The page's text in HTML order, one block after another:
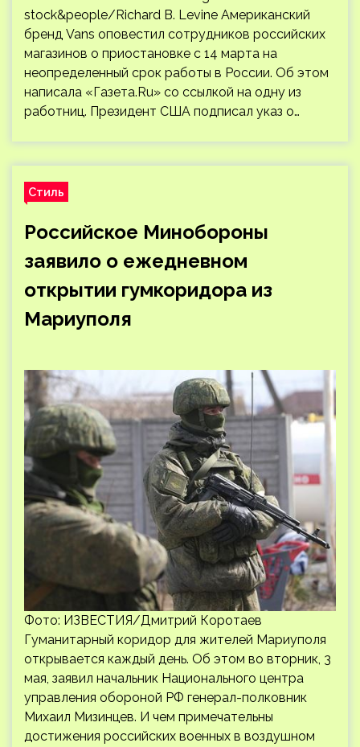
stock&people/Richard B. Levine Американский
бренд Vans оповестил сотрудников российских
магазинов о приостановке с 14 марта на
неопределенный срок работы в России. Об этом
написала «Газета.Ru» со ссылкой на одну из
работниц. Президент США подписал указ о…
Стиль
Российское Минобороны
заявило о ежедневном
открытии гумкоридора из
Мариуполя
Фото: ИЗВЕСТИЯ/Дмитрий Коротаев
Гуманитарный коридор для жителей Мариуполя
открывается каждый день. Об этом во вторник, 3
мая, заявил начальник Национального центра
управления обороной РФ генерал-полковник
Михаил Мизинцев. И чем примечательны
достижения российских военных в воздушном